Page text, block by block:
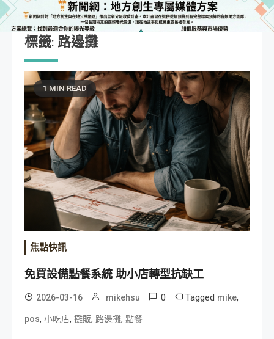
標籤: 路邊攤
1 MIN READ
焦點快訊
免買設備點餐系統 助小店轉型抗缺工
2026-03-16 mikehsu 0 Tagged mike,
pos, 小吃店, 攤販, 路邊攤, 點餐